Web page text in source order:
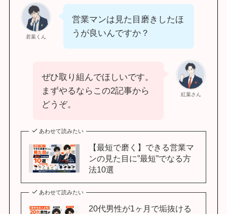
若葉くん
営業マンは見た目磨きしたほ
うが良いんですか？
紅葉さん
ぜひ取り組んでほしいです。
まずやるならこの2記事から
どうぞ。
あわせて読みたい
【最短で磨く】できる営業マ
ンの見た目に”最短”でなる方
法10選
あわせて読みたい
20代男性が1ヶ月で垢抜ける